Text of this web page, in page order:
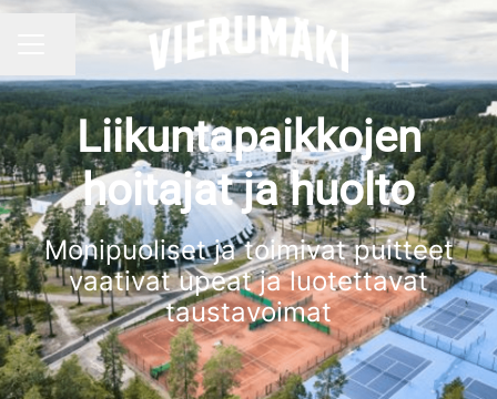
Liikuntapaikkojen
hoitajat ja huolto
Monipuoliset ja toimivat puitteet
vaativat upeat ja luotettavat
taustavoimat